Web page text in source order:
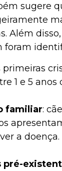
sugere
Além
foram
primeiras
1 e 5 anos
familiar:
a doença.
pré-